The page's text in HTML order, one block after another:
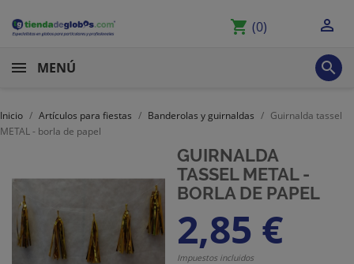
shopping_cart (0) 
MENÚ 
Inicio Artículos para fiestas Banderolas y guirnaldas
Guirnalda tassel
METAL - borla de papel
GUIRNALDA
TASSEL METAL -
BORLA DE PAPEL
2,85 €
Impuestos incluidos